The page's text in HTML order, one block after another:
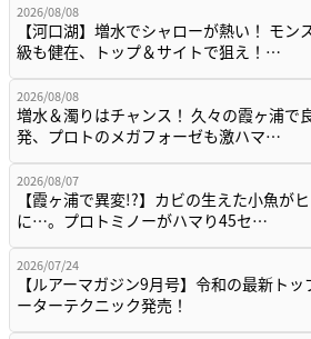
2026/08/08
【河口湖】増水でシャローが熱い！ モン
級も健在、トップ＆サイトで狙え！…
2026/08/08
増水＆濁りはチャンス！ 久々の霞ヶ浦で
発、プロトのメガフォーゼも激ハマ…
2026/08/07
【霞ヶ浦で異変!?】カビの生えた小魚が
に…。プロトミノーがハマり45セ…
2026/07/24
【ルアーマガジン9月号】令和の最新トッ
ーターテクニック発売！